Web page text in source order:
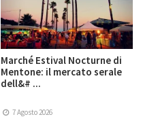
Marché Estival Nocturne di
Mentone: il mercato serale
dell&# ...
7 Agosto 2026